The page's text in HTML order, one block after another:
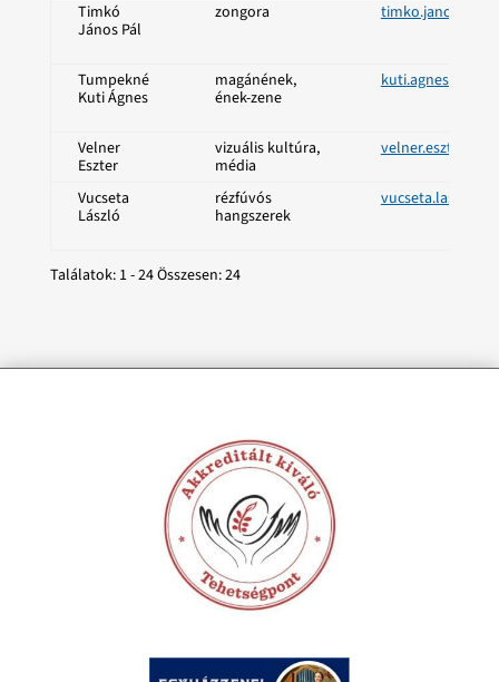
Timkó
János Pál
zongora
Tumpekné
Kuti Ágnes
magánének,
ének-zene
Velner
Eszter
vizuális kultúra,
média
Vucseta
László
rézfúvós
hangszerek
Találatok: 1 - 24 Összesen: 24